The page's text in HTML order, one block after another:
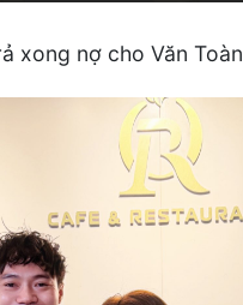
xong nợ cho Văn Toàn